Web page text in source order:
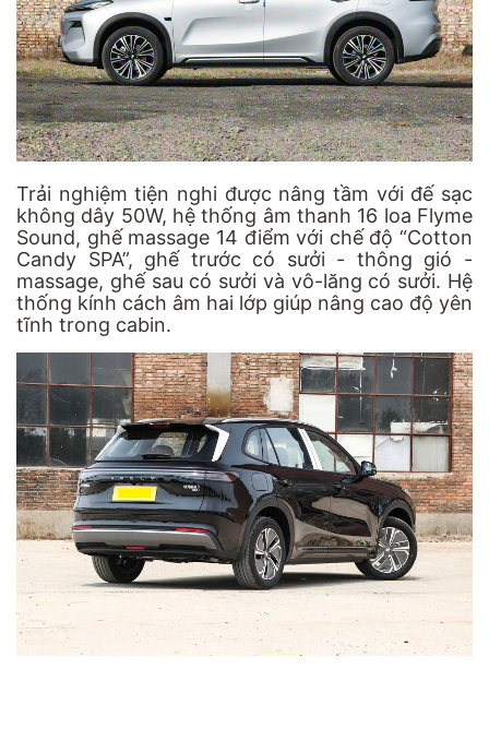
Trải nghiệm tiện nghi được nâng tầm với đế sạc
không dây 50W, hệ thống âm thanh 16 loa Flyme
Sound, ghế massage 14 điểm với chế độ “Cotton
Candy SPA”, ghế trước có sưởi - thông gió -
massage, ghế sau có sưởi và vô-lăng có sưởi. Hệ
thống kính cách âm hai lớp giúp nâng cao độ yên
tĩnh trong cabin.